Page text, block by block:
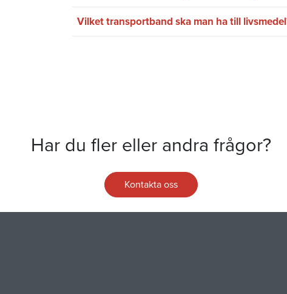
Vilket transportband ska man ha till
Har du fler eller andra frågor?
Kontakta oss